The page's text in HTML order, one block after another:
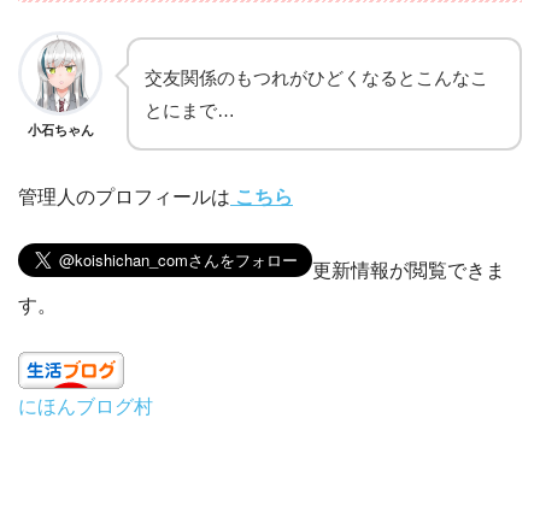
小石ちゃん
交友関係のもつれがひどくなるとこんなこ
とにまで…
管理人のプロフィールは こちら
更新情報が閲覧できま
す。
にほんブログ村